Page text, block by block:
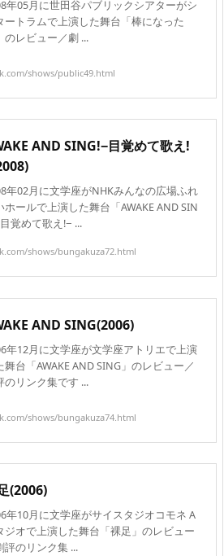
年05月に世田谷パブリックシアターがシ
ートラムで上演した舞台「棒になった
のレビュー／劇 ...
shows/public49.html
AND SING!−目覚めて歌え!
年02月に文学座がNHKみんなの広場ふれ
ホールで上演した舞台「AWAKE AND SIN
覚めて歌え!− ...
shows/bungakuza72.html
AND SING(2006)
年12月に文学座が文学座アトリエで上演
舞台「AWAKE AND SING」のレビュー／
のリンク集です ...
shows/bungakuza74.html
(2006)
年10月に文学座がサイスタジオコモネ A
ジオで上演した舞台「裸足」のレビュー
評のリンク集 ...